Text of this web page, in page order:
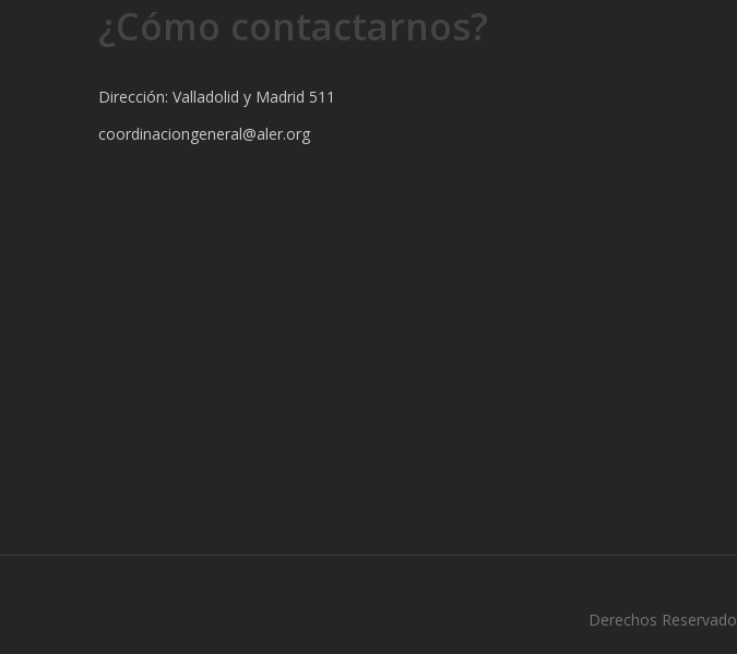
¿Cómo contactarnos?
Dirección: Valladolid y Madrid 511
coordinaciongeneral@aler.org
Derechos